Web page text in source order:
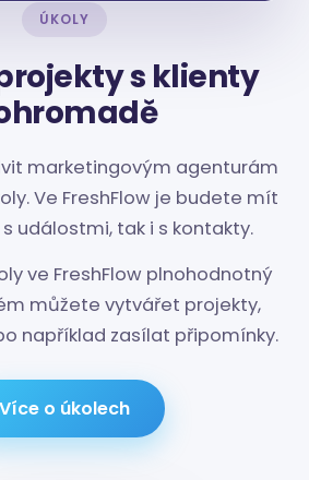
ÚKOLY
s klienty
marketingovým agenturám
Ve FreshFlow je budete mít
událostmi, tak i s kontakty.
ve FreshFlow plnohodnotný
můžete vytvářet projekty,
například zasílat připomínky.
Více o úkolech